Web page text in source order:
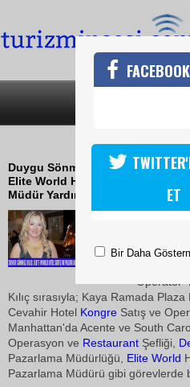
ELITE WORLD
Duygu Sönmez Kılıç, Elite
Elite World Hotel'in Satış ve
Müdür Yardımcısı oldu.
Operatör
Kılıç sırasıyla; Kaya Ramada
Cevahir Hotel Kongre Satış ve
Manhattan'da Acente ve South
Operasyon ve Restaurant Şefliği,
Pazarlama Müdürlüğü, Elite World
Pazarlama Müdürü gibi görevlerde
ET
Bir Daha